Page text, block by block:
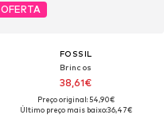
OFERTA
FOSSIL
Brincos
38,61€
Preço original: 54,90€
Último preço mais baixo:36,47€